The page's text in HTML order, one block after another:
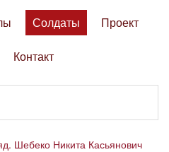
Солдаты Проект
Контакт
Шебеко Никита Касьянович